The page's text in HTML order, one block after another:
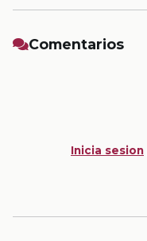
Comentarios
Inicia sesion